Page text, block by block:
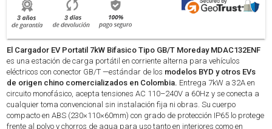
El Cargador EV Portatil 7kW Bifasico Tipo GB/T Moreday MDAC132ENF
es una estación de carga portátil en corriente alterna para vehículos
eléctricos con conector GB/T —estándar de los modelos BYD y otros EVs
de origen chino comercializados en Colombia. Entrega 7kW a 32A en
circuito monofásico, acepta tensiones AC 110–240V a 60Hz y se conecta a
cualquier toma convencional sin instalación fija ni obras. Su cuerpo
compacto en ABS (230×110×60mm) con grado de protección IP65 lo protege
frente al polvo y chorros de agua para uso tanto en interiores como en